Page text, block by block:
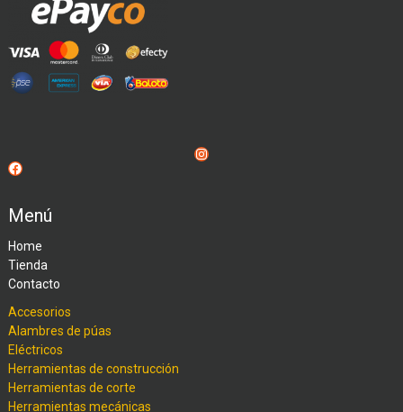
Instagram
Facebook
Menú
Home
Tienda
Contacto
Accesorios
Alambres de púas
Eléctricos
Herramientas de construcción
Herramientas de corte
Herramientas mecánicas